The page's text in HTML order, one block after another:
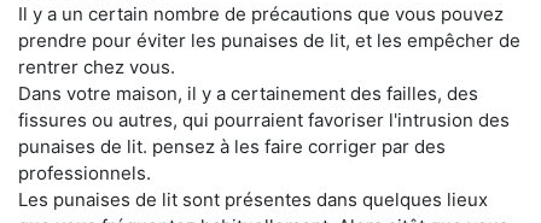
Il y a un certain nombre de précautions que vous pouvez
prendre pour éviter les punaises de lit, et les empêcher de
rentrer chez vous.
Dans votre maison, il y a certainement des failles, des
fissures ou autres, qui pourraient favoriser l'intrusion des
punaises de lit. pensez à les faire corriger par des
professionnels.
Les punaises de lit sont présentes dans quelques lieux